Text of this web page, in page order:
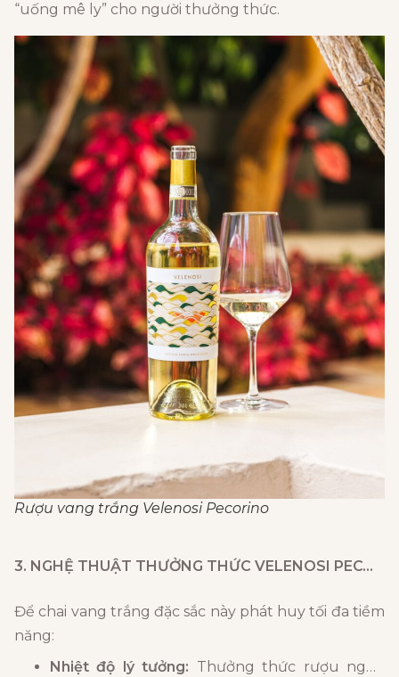
“uống mê ly” cho người thưởng thức.
Rượu vang trắng Velenosi Pecorino
3. NGHỆ THUẬT THƯỞNG THỨC VELENOSI PECORINO
Để chai vang trắng đặc sắc này phát huy tối đa tiềm
năng:
Nhiệt độ lý tưởng: Thưởng thức rượu ngon